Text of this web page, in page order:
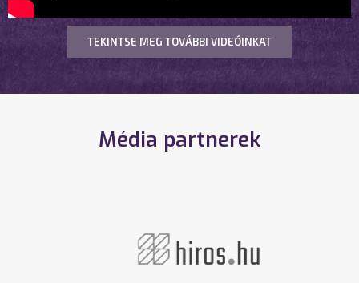
TEKINTSE MEG TOVÁBBI VIDEÓINKAT
Média partnerek